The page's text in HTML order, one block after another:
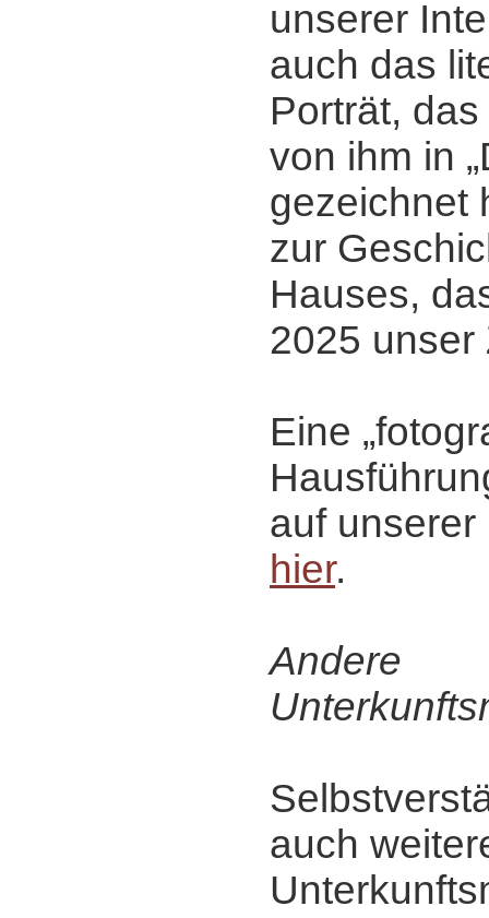
unserer
auch das
Porträt,
von ihm in
gezeichnet
zur
Hauses,
2025 unser
Eine
auf unserer
hier.
Andere
auch